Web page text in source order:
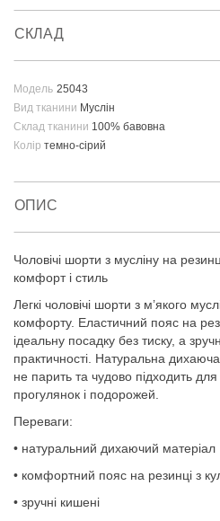
СКЛАД
Модель 25043
Вид тканини Муслін
Склад тканини 100% бавовна
Колір темно-сірий
ОПИС
Чоловічі шорти з мусліну на
комфорт і стиль
Легкі чоловічі шорти з м’якого
комфорту. Еластичний пояс на
ідеальну посадку без тиску, а
практичності. Натуральна
не парить та чудово підходить для
прогулянок і подорожей.
Переваги:
• натуральний дихаючий матеріал
• комфортний пояс на резинці з
• зручні кишені